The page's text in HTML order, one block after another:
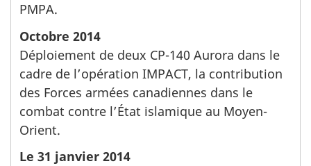
PMPA.
Octobre 2014
Déploiement de deux CP-140 Aurora dans le
cadre de l’opération IMPACT, la contribution
des Forces armées canadiennes dans le
combat contre l’État islamique au Moyen-
Orient.
Le 31 janvier 2014